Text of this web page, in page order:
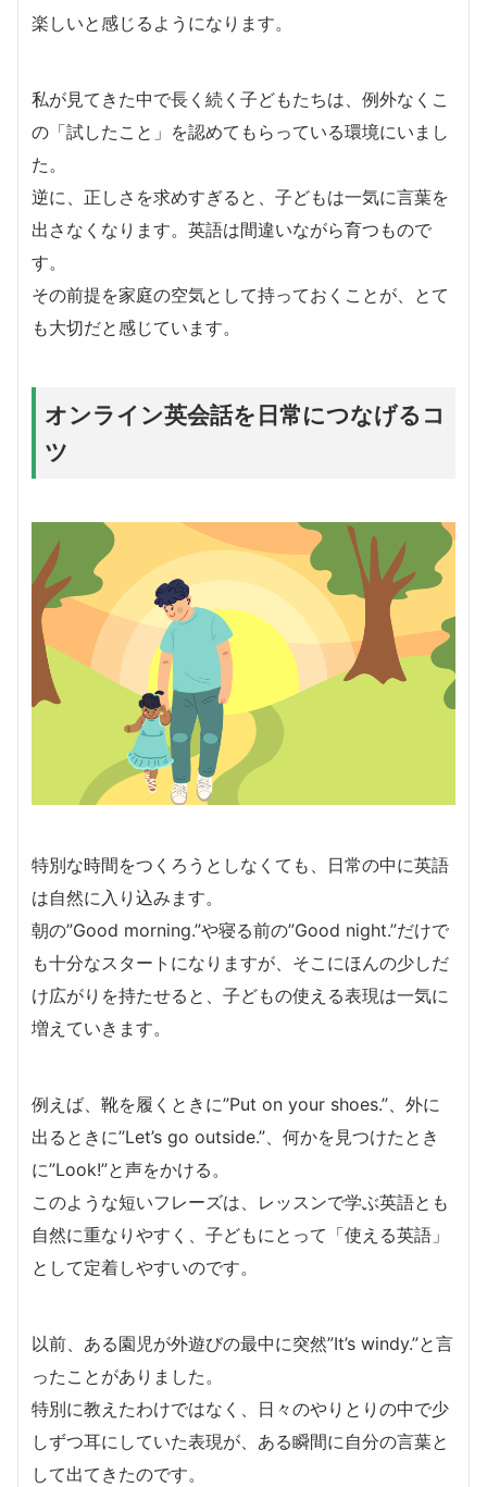
楽しいと感じるようになります。
私が見てきた中で長く続く子どもたちは、例外なくこ
の「試したこと」を認めてもらっている環境にいまし
た。
逆に、正しさを求めすぎると、子どもは一気に言葉を
出さなくなります。英語は間違いながら育つもので
す。
その前提を家庭の空気として持っておくことが、とて
も大切だと感じています。
オンライン英会話を日常につなげるコ
ツ
特別な時間をつくろうとしなくても、日常の中に英語
は自然に入り込みます。
朝の”Good morning.”や寝る前の”Good night.”だけで
も十分なスタートになりますが、そこにほんの少しだ
け広がりを持たせると、子どもの使える表現は一気に
増えていきます。
例えば、靴を履くときに”Put on your shoes.”、外に
出るときに”Let’s go outside.”、何かを見つけたとき
に”Look!”と声をかける。
このような短いフレーズは、レッスンで学ぶ英語とも
自然に重なりやすく、子どもにとって「使える英語」
として定着しやすいのです。
以前、ある園児が外遊びの最中に突然”It’s windy.”と言
ったことがありました。
特別に教えたわけではなく、日々のやりとりの中で少
しずつ耳にしていた表現が、ある瞬間に自分の言葉と
して出てきたのです。